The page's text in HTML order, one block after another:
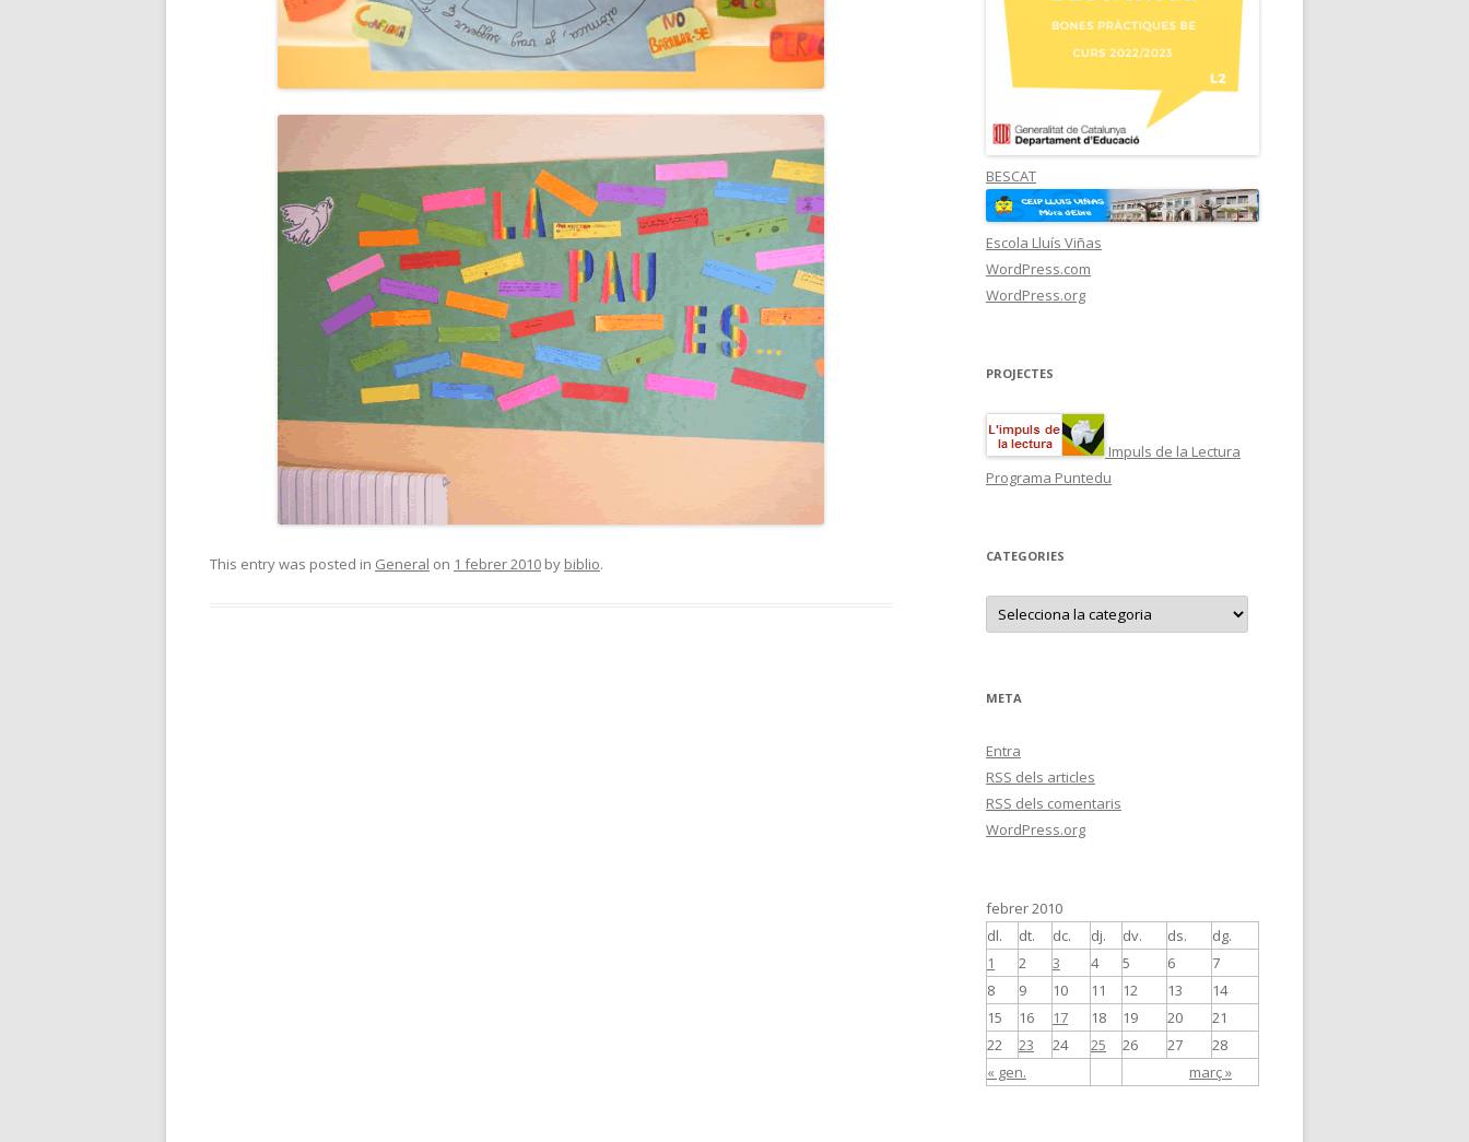
This entry was posted in General on 1 febrer 2010 by biblio.
BESCAT
Escola Lluís Viñas
WordPress.com
WordPress.org
PROJECTES
Impuls de la Lectura
Programa Puntedu
CATEGORIES
C
t
rMETA
Entra
RSS dels articles
RSS dels comentaris
WordPress.org
febrer 2010
dl.
dt. dc. dj. dv. ds. dg.
« gen. març »
1 2 3 4 5 6
7
8
9 10 11 12 13
14
15
16 17 18 19 20
21
22
23 24 25 26 27 28